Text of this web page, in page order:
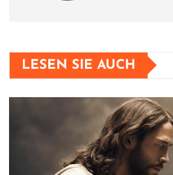
LESEN SIE AUCH